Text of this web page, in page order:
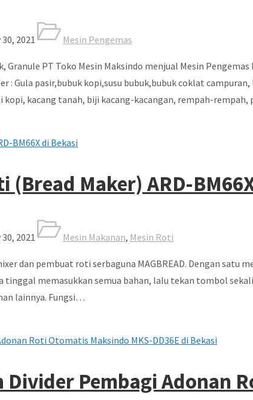
2021 Mesin Pengemas
Granule PT Toko Mesin Maksindo menjual Mesin
: Gula pasir,bubuk kopi,susu bubuk,bubuk coklat
kopi, kacang tanah, biji kacang-kacangan, rempah-
(Bread Maker) ARD-
2021 Mesin Makanan, Mesin Roti
dan pembuat roti serbaguna MAGBREAD. Dengan
memasukkan semua bahan, lalu tekan tombol
lainnya. Fungsi…
Divider Pembagi Adonan